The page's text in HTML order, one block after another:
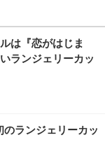
は『恋がはじま
ランジェリーカッ
ランジェリーカッ